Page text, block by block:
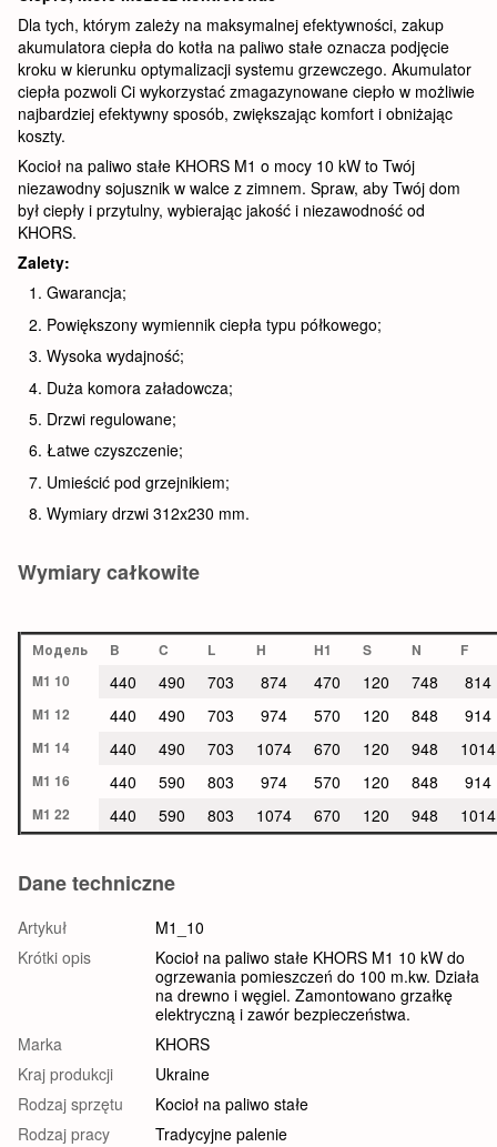
Dla tych, którym zależy na maksymalnej efektywności, zakup
akumulatora ciepła do kotła na paliwo stałe oznacza podjęcie
kroku w kierunku optymalizacji systemu grzewczego. Akumulator
ciepła pozwoli Ci wykorzystać zmagazynowane ciepło w możliwie
najbardziej efektywny sposób, zwiększając komfort i obniżając
koszty.
Kocioł na paliwo stałe KHORS M1 o mocy 10 kW to Twój
niezawodny sojusznik w walce z zimnem. Spraw, aby Twój dom
był ciepły i przytulny, wybierając jakość i niezawodność od
KHORS.
Zalety:
Gwarancja;
Powiększony wymiennik ciepła typu półkowego;
Wysoka wydajność;
Duża komora załadowcza;
Drzwi regulowane;
Łatwe czyszczenie;
Umieścić pod grzejnikiem;
Wymiary drzwi 312x230 mm.
Wymiary całkowite
Модель B C L H H1 S N
F
M1 10
440 490 703 874 470 120 748 814
M1 12 440 490 703 974 570 120 848 914
M1 14 440 490 703 1074 670 120 948 1014
M1 16 440 590 803 974 570 120 848 914
M1 22 440 590 803 1074 670 120 948 1014
Dane techniczne
Artykuł
M1_10
Krótki opis
Kocioł na paliwo stałe KHORS M1 10 kW do
ogrzewania pomieszczeń do 100 m.kw. Działa
na drewno i węgiel. Zamontowano grzałkę
elektryczną i zawór bezpieczeństwa.
Marka
KHORS
Kraj produkcji
Ukraine
Rodzaj sprzętu
Kocioł na paliwo stałe
Rodzaj pracy
Tradycyjne palenie